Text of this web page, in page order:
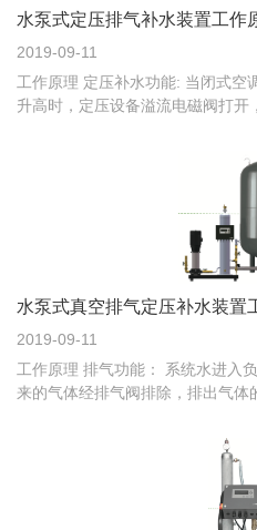
水泵式定压排气补水装置工作
2019-09-11
工作原理 定压补水功能: 当闭式空
升高时，定压设备溢流电磁阀打
水泵式真空排气定压补水装置
2019-09-11
工作原理 排气功能： 系统水进入
来的气体经排气阀排除，排出气体